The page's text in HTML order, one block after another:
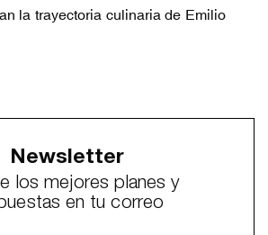
la trayectoria culinaria de Emilio
Newsletter
los mejores planes y
en tu correo